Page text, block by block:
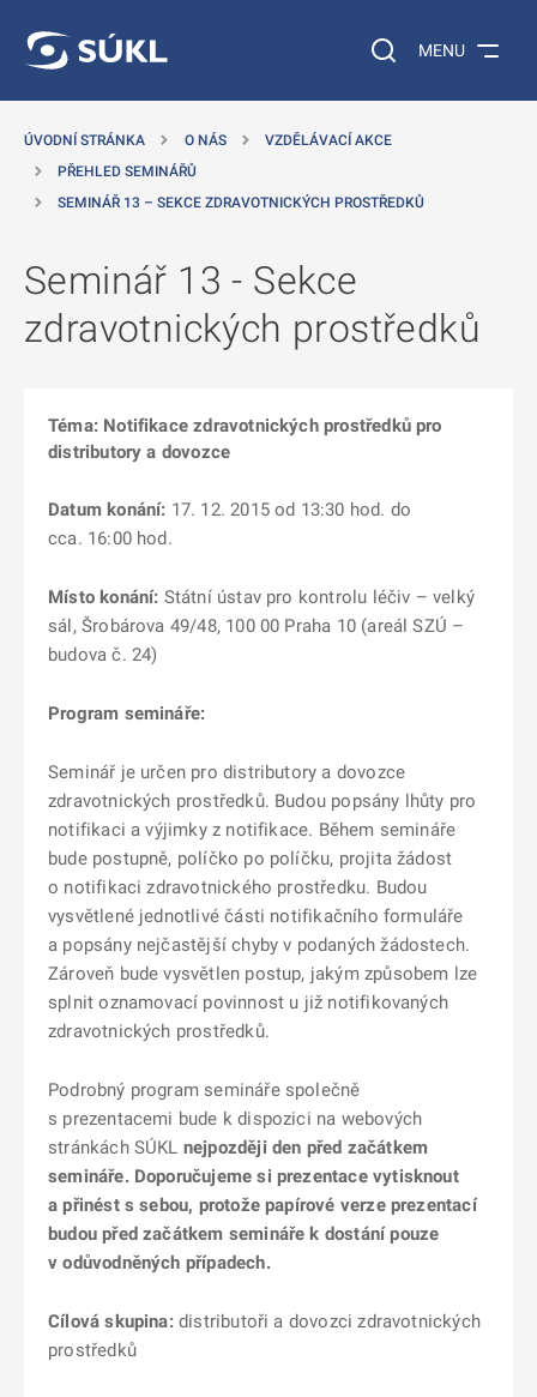
Vyhledávání na
MENU
ÚVODNÍ STRÁNKA O NÁS
VZDĚLÁVACÍ AKCE
PŘEHLED SEMINÁŘŮ
SEMINÁŘ 13 – SEKCE ZDRAVOTNICKÝCH PROSTŘEDKŮ
Seminář 13 - Sekce
zdravotnických prostředků
Téma: Notifikace zdravotnických prostředků pro
distributory a dovozce
Datum konání: 17. 12. 2015 od 13:30 hod. do
cca. 16:00 hod.
Místo konání: Státní ústav pro kontrolu léčiv – velký
sál, Šrobárova 49/48, 100 00 Praha 10 (areál SZÚ –
budova č. 24)
Program semináře:
Seminář je určen pro distributory a dovozce
zdravotnických prostředků. Budou popsány lhůty pro
notifikaci a výjimky z notifikace. Během semináře
bude postupně, políčko po políčku, projita žádost
o notifikaci zdravotnického prostředku. Budou
vysvětlené jednotlivé části notifikačního formuláře
a popsány nejčastější chyby v podaných žádostech.
Zároveň bude vysvětlen postup, jakým způsobem lze
splnit oznamovací povinnost u již notifikovaných
zdravotnických prostředků.
Podrobný program semináře společně
s prezentacemi bude k dispozici na webových
stránkách SÚKL nejpozději den před začátkem
semináře. Doporučujeme si prezentace vytisknout
a přinést s sebou, protože papírové verze prezentací
budou před začátkem semináře k dostání pouze
v odůvodněných případech.
Cílová skupina:distributoři a dovozci zdravotnických
prostředků